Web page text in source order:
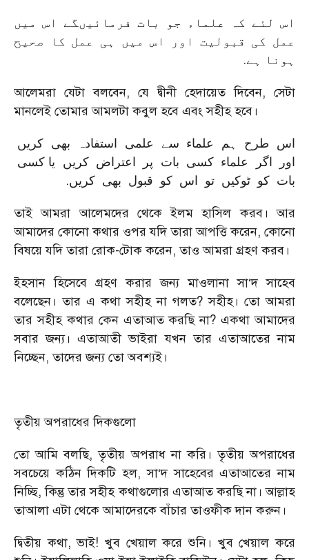
اس لئے کہ علماء جو بات فرمائیںگے اس میں
عمل کی قبولیت اور اس میں ہی عمل کا صحیح
ہونا ہے.
আলেমরা যেটা বলবেন, যে দ্বীনী হেদায়েত দিবেন, সেটা
মানলেই তোমার আমলটা কবুল হবে এবং সহীহ হবে।
اس طرح ہم علماء سے علمی استفادہ بھی کریں
اور اگر علماء کسی بات پر اعتراض کریں یا کسی
بات کو ٹوکیں تو اس کو قبول بھی کریں.
তাই আমরা আলেমদের থেকে ইলম হাসিল করব। আর
আমাদের কোনো কথার ওপর যদি তারা আপত্তি করেন, কোনো
বিষয়ে যদি তারা রোক-টোক করেন, তাও আমরা গ্রহণ করব।
ইহসান হিসেবে গ্রহণ করার জন্য মাওলানা সা‘দ সাহেব
বলেছেন। তার এ কথা সহীহ না গলত? সহীহ। তো আমরা
তার সহীহ কথার কেন এতাআত করছি না? একথা আমাদের
সবার জন্য। এতাআতী ভাইরা যখন তার এতাআতের নাম
নিচ্ছেন, তাদের জন্য তো অবশ্যই।
তৃতীয় অপরাধের দিকগুলো
তো আমি বলছি, তৃতীয় অপরাধ না করি। তৃতীয় অপরাধের
সবচেয়ে কঠিন দিকটি হল, সা‘দ সাহেবের এতাআতের নাম
নিচ্ছি, কিন্তু তার সহীহ কথাগুলোর এতাআত করছি না। আল্লাহ
তাআলা এটা থেকে আমাদেরকে বাঁচার তাওফীক দান করুন।
দ্বিতীয় কথা, ভাই! খুব খেয়াল করে শুনি। খুব খেয়াল করে